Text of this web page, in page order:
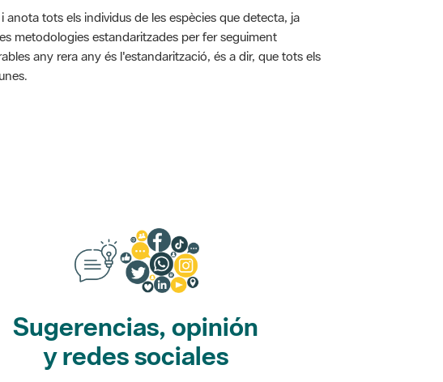
tots els individus de les espècies que detecta, ja
metodologies estandaritzades per fer seguiment
any rera any és l'estandarització, és a dir, que tots els
de 5.
Sugerencias, opinión
y redes sociales